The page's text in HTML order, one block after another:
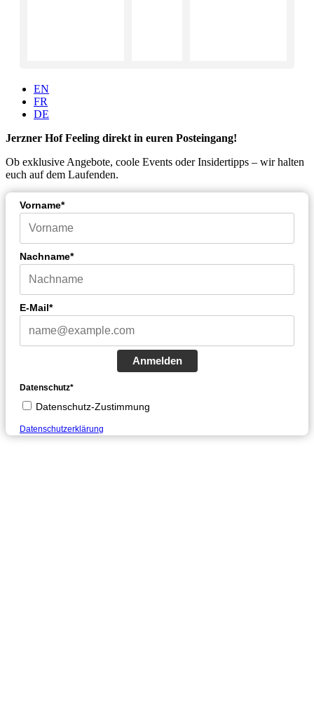
EN
FR
DE
Jerzner Hof Feeling direkt in euren Posteingang!
Ob exklusive Angebote, coole Events oder Insidertipps – wir halten
euch auf dem Laufenden.
Vorname*
Nachname*
E-Mail*
Anmelden
Datenschutz*
Datenschutz-Zustimmung
Datenschutzerklärung